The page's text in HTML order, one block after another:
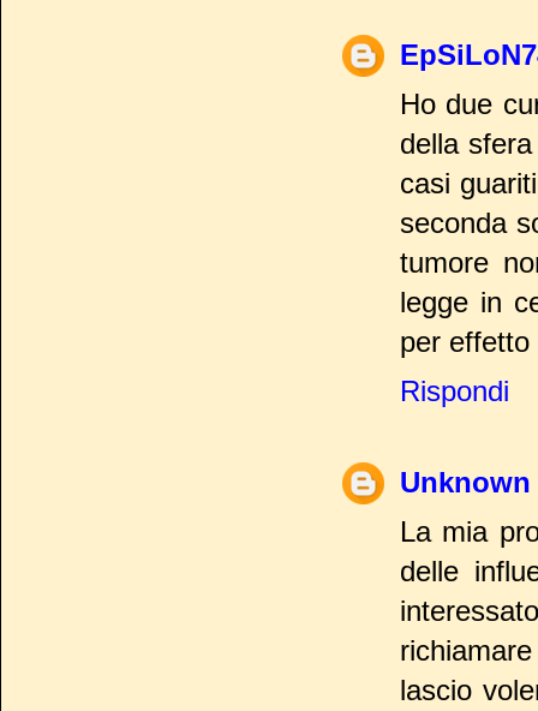
Ho due
della
casi
seconda
tumore
legge in
per effetto
Rispondi
Unknown
La mia
delle
lascio